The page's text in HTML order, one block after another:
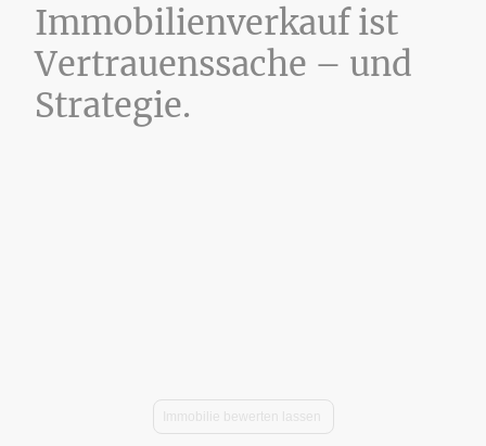
Immobilienverkauf ist
Vertrauenssache – und
Strategie.
Immobilie bewerten lassen